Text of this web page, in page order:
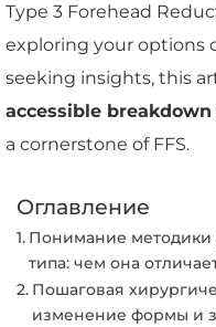
Type 3 Forehead
exploring your options
seeking insights, this
accessible breakdown
a cornerstone of FFS.
Оглавление
Понимание методики
типа: чем она
Пошаговая
изменение формы и